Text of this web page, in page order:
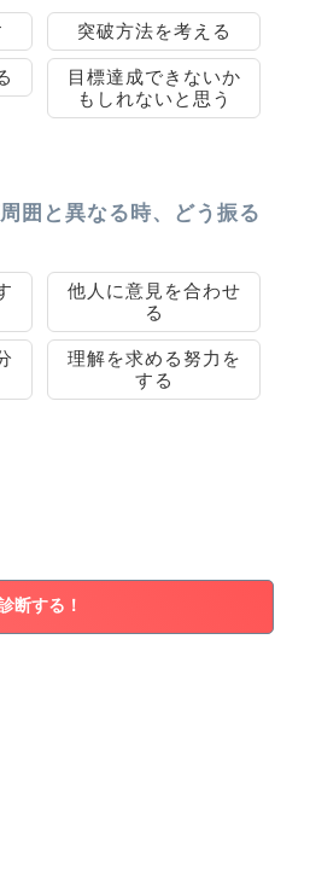
突破方法を考える
目標達成できないか
もしれないと思う
囲と異なる時、どう振る
他人に意見を合わせ
る
理解を求める努力を
する